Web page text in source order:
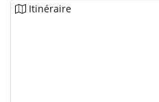
Itinéraire